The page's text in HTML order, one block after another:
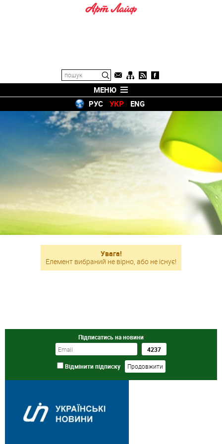
МЕНЮ
РУС
УКР ENG
Увага!
Елемент вибраний не вірно, або не існує!
Підписатись на новини
Відмінити підписку